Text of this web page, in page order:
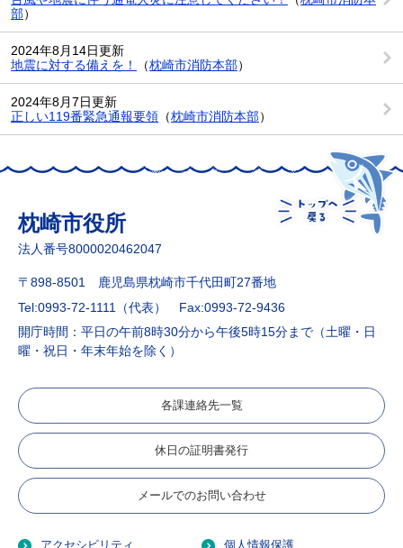
部）
2024年8月14日更新
地震に対する備えを！
（枕崎市消防本部）
2024年8月7日更新
正しい119番緊急通報要領 （枕崎市消防本部）
枕崎市役所
法人番号8000020462047
〒898-8501 鹿児島県枕崎市千代田町27番地
Tel:0993-72-1111（代表）
Fax:0993-72-9436
開庁時間：平日の午前8時30分から午後5時15分まで（土曜・日
曜・祝日・年末年始を除く）
各課連絡先一覧
休日の証明書発行
メールでのお問い合わせ
アクセシビリティ 個人情報保護